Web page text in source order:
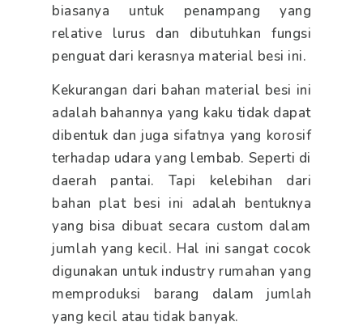
biasanya untuk penampang yang
relative lurus dan dibutuhkan fungsi
penguat dari kerasnya material besi ini.
Kekurangan dari bahan material besi ini
adalah bahannya yang kaku tidak dapat
dibentuk dan juga sifatnya yang korosif
terhadap udara yang lembab. Seperti di
daerah pantai. Tapi kelebihan dari
bahan plat besi ini adalah bentuknya
yang bisa dibuat secara custom dalam
jumlah yang kecil. Hal ini sangat cocok
digunakan untuk industry rumahan yang
memproduksi barang dalam jumlah
yang kecil atau tidak banyak.